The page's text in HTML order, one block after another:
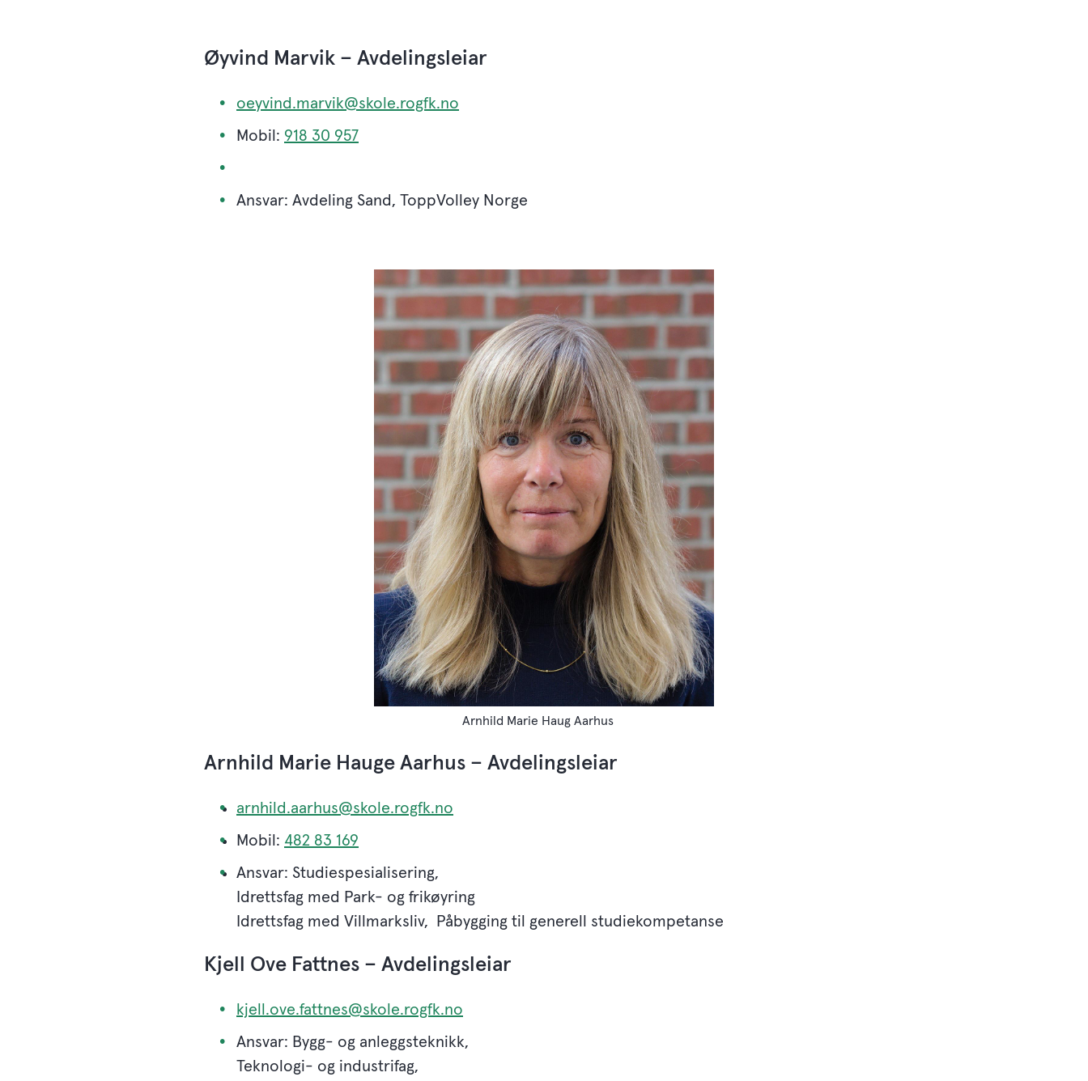
Øyvind Marvik – Avdelingsleiar
oeyvind.marvik@skole.rogfk.no
Mobil: 918 30 957
Ansvar: Avdeling Sand, ToppVolley Norge
Arnhild Marie Haug Aarhus
Arnhild Marie Hauge Aarhus – Avdelingsleiar
arnhild.aarhus@skole.rogfk.no
Mobil: 482 83 169
Ansvar: Studiespesialisering,
Idrettsfag med Park- og frikøyring
Idrettsfag med Villmarksliv, Påbygging til generell studiekompetanse
Kjell Ove Fattnes – Avdelingsleiar
kjell.ove.fattnes@skole.rogfk.no
Ansvar: Bygg- og anleggsteknikk,
Teknologi- og industrifag,